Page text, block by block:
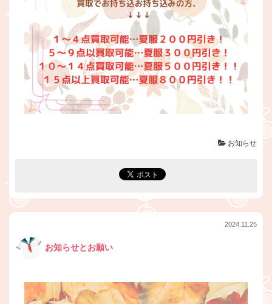
お知らせ
2024.11.25
お知らせとお願い